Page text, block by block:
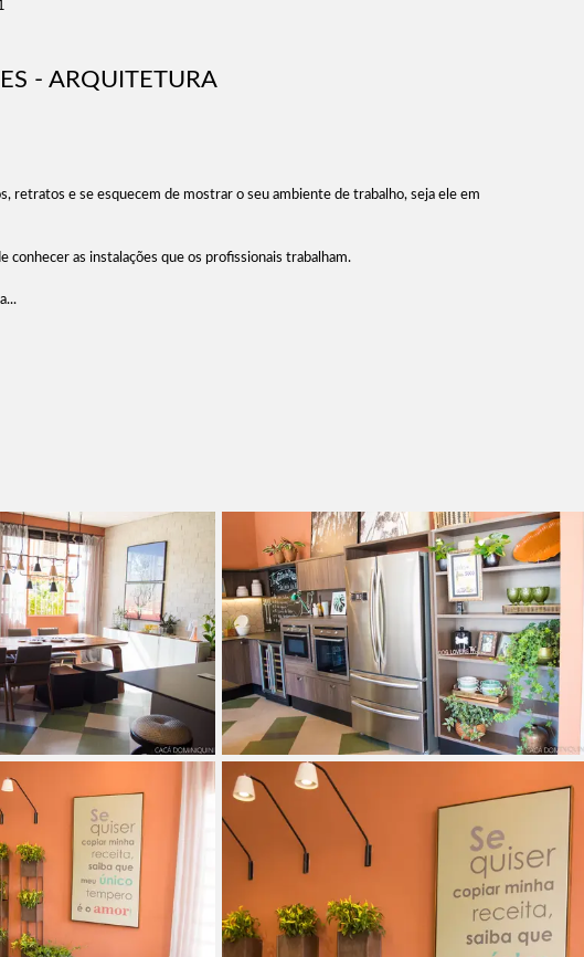
- ARQUITETURA
e se esquecem de mostrar o seu ambiente de trabalho, seja ele em
conhecer as instalações que os profissionais trabalham.